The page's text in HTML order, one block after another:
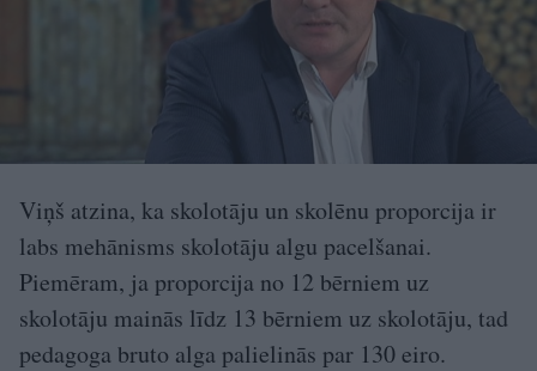
Viņš atzina, ka skolotāju un skolēnu proporcija ir
labs mehānisms skolotāju algu pacelšanai.
Piemēram, ja proporcija no 12 bērniem uz
skolotāju mainās līdz 13 bērniem uz skolotāju, tad
pedagoga bruto alga palielinās par 130 eiro.